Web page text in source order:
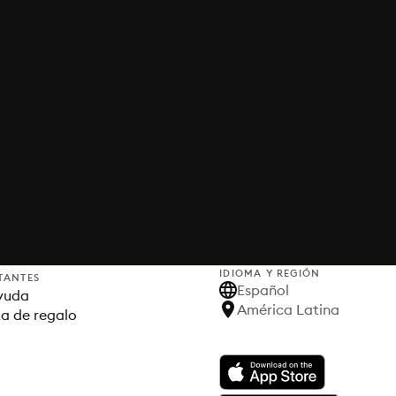
de regalo
IDIOMA Y REGIÓN
Español
América Latina